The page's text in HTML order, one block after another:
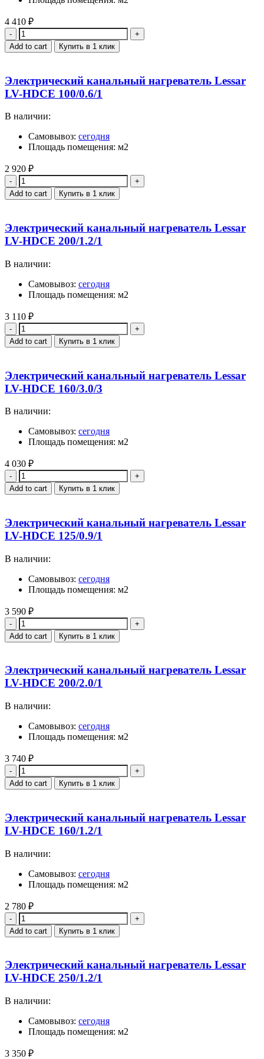
4 410 ₽
Quantity
Add to cart Купить в 1 клик
Электрический канальный нагреватель Lessar
LV-HDCE 100/0.6/1
В наличии:
Самовывоз: сегодня
Площадь помещения: м2
2 920 ₽
Quantity
Add to cart Купить в 1 клик
Электрический канальный нагреватель Lessar
LV-HDCE 200/1.2/1
В наличии:
Самовывоз: сегодня
Площадь помещения: м2
3 110 ₽
Quantity
Add to cart Купить в 1 клик
Электрический канальный нагреватель Lessar
LV-HDCE 160/3.0/3
В наличии:
Самовывоз: сегодня
Площадь помещения: м2
4 030 ₽
Quantity
Add to cart Купить в 1 клик
Электрический канальный нагреватель Lessar
LV-HDCE 125/0.9/1
В наличии:
Самовывоз: сегодня
Площадь помещения: м2
3 590 ₽
Quantity
Add to cart Купить в 1 клик
Электрический канальный нагреватель Lessar
LV-HDCE 200/2.0/1
В наличии:
Самовывоз: сегодня
Площадь помещения: м2
3 740 ₽
Quantity
Add to cart Купить в 1 клик
Электрический канальный нагреватель Lessar
LV-HDCE 160/1.2/1
В наличии:
Самовывоз: сегодня
Площадь помещения: м2
2 780 ₽
Quantity
Add to cart Купить в 1 клик
Электрический канальный нагреватель Lessar
LV-HDCE 250/1.2/1
В наличии:
Самовывоз: сегодня
Площадь помещения: м2
3 350 ₽